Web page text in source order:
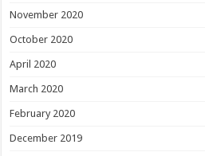
November 2020
October 2020
April 2020
March 2020
February 2020
December 2019